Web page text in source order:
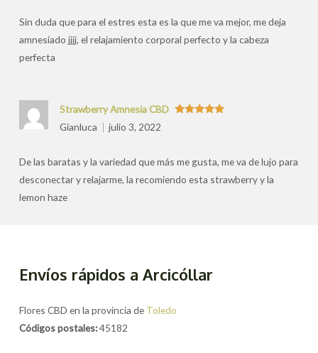
Sin duda que para el estres esta es la que me va mejor, me deja
amnesiado jjjj, el relajamiento corporal perfecto y la cabeza
perfecta
Strawberry Amnesia CBD
Gianluca
julio 3, 2022
De las baratas y la variedad que más me gusta, me va de lujo para
desconectar y relajarme, la recomiendo esta strawberry y la
lemon haze
Envíos rápidos a Arcicóllar
Flores CBD en la provincia de Toledo
Códigos postales:45182